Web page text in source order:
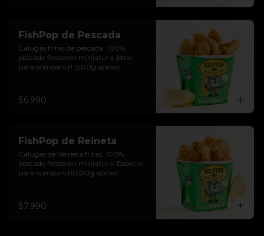
FishPop de Pescada
Calugas fritas de pescada. 100%
pescado fresco en miniatura. Ideal
para compartir! (200g aprox)
$6.990
FishPop de Reineta
Calugas de Reineta fritas. 100%
pescado fresco en miniatura! Especial
para compartir!(200g aprox)
$7.990